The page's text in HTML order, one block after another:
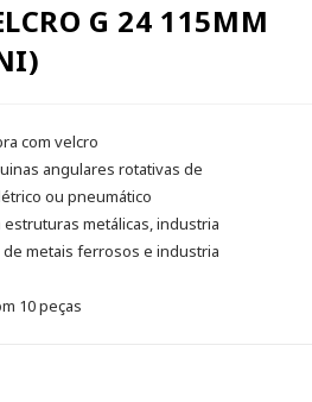
G 24 115MM
com velcro
angulares rotativas de
ou pneumático
estruturas metálicas, industria
metais ferrosos e industria
10 peças